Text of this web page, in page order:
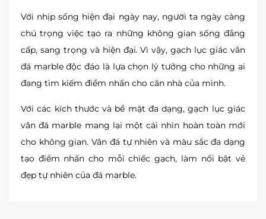
Với nhịp sống hiện đại ngày nay, người ta ngày càng
chú trọng việc tạo ra những không gian sống đẳng
cấp, sang trọng và hiện đại. Vì vậy, gạch lục giác vân
đá marble độc đáo là lựa chọn lý tưởng cho những ai
đang tìm kiếm điểm nhấn cho căn nhà của mình.
Với các kích thước và bề mặt đa dạng, gạch lục giác
vân đá marble mang lại một cái nhìn hoàn toàn mới
cho không gian. Vân đá tự nhiên và màu sắc đa dạng
tạo điểm nhấn cho mỗi chiếc gạch, làm nổi bật vẻ
đẹp tự nhiên của đá marble.